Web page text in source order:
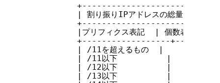
| 割り振りIPアドレスの総量
|プリフィクス表記  | 個数表記
+------------------
| /11を超えるもの  |
| /11以下          |
| /12以下          |
| /13以下          |